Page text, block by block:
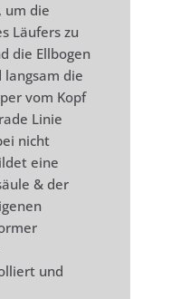
um die
Läufers zu
die Ellbogen
die
vom Kopf
Linie
nicht
eine
& der
und